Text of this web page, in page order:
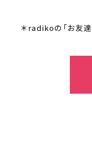
＊radikoの「お友